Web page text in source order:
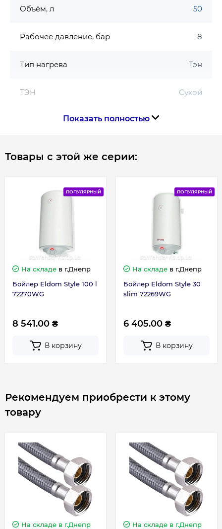
Объём, л 50
Рабочее давление, бар 8
Тип нагрева Тэн
ТЭН Сухой
Вес, кг
Глубина, мм 380
Ширина, мм
Гарантия
Показать полностью
Товары с этой же серии:
ПОПУЛЯРНЫЙ
На складе в г.Днепр
Бойлер Eldom Style 100 l
72270WG
8 541.00 ₴
В корзину
ПОПУЛЯРНЫЙ
На складе в г.Днепр
Бойлер Eldom Style 30
slim 72269WG
6 405.00 ₴
В корзину
Рекомендуем приобрести к этому
товару
На складе в г.Днепр
На складе в г.Днепр